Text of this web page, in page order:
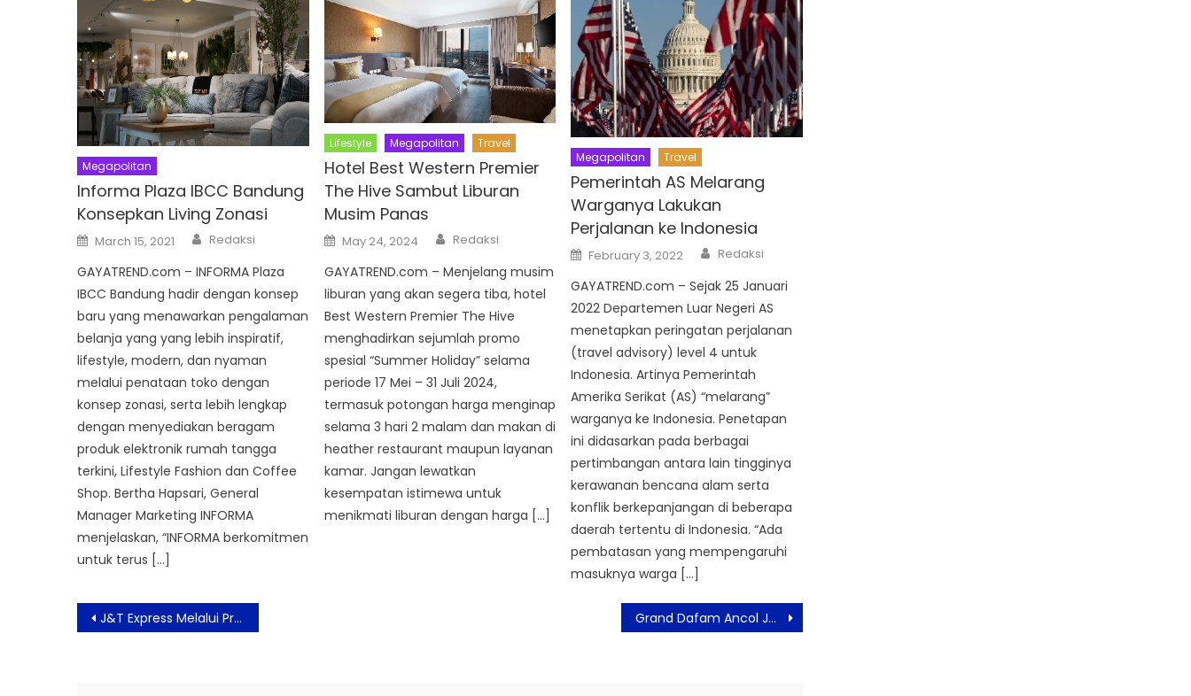
Megapolitan
Informa Plaza IBCC Bandung
Konsepkan Living Zonasi
Posted
on
March 15, 2021 Author
Redaksi
GAYATREND.com – INFORMA Plaza
IBCC Bandung hadir dengan konsep
baru yang menawarkan pengalaman
belanja yang yang lebih inspiratif,
lifestyle, modern, dan nyaman
melalui penataan toko dengan
konsep zonasi, serta lebih lengkap
dengan menyediakan beragam
produk elektronik rumah tangga
terkini, Lifestyle Fashion dan Coffee
Shop. Bertha Hapsari, General
Manager Marketing INFORMA
menjelaskan, “INFORMA berkomitmen
untuk terus […]
Lifestyle Megapolitan Travel
Hotel Best Western Premier
The Hive Sambut Liburan
Musim Panas
Posted
on
May 24, 2024 Author
Redaksi
GAYATREND.com – Menjelang musim
liburan yang akan segera tiba, hotel
Best Western Premier The Hive
menghadirkan sejumlah promo
spesial “Summer Holiday” selama
periode 17 Mei – 31 Juli 2024,
termasuk potongan harga menginap
selama 3 hari 2 malam dan makan di
heather restaurant maupun layanan
kamar. Jangan lewatkan
kesempatan istimewa untuk
menikmati liburan dengan harga […]
Megapolitan Travel
Pemerintah AS Melarang
Warganya Lakukan
Perjalanan ke Indonesia
Posted
on
February 3, 2022 Author
Redaksi
GAYATREND.com – Sejak 25 Januari
2022 Departemen Luar Negeri AS
menetapkan peringatan perjalanan
(travel advisory) level 4 untuk
Indonesia. Artinya Pemerintah
Amerika Serikat (AS) “melarang”
warganya ke Indonesia. Penetapan
ini didasarkan pada berbagai
pertimbangan antara lain tingginya
kerawanan bencana alam serta
konflik berkepanjangan di beberapa
daerah tertentu di Indonesia. “Ada
pembatasan yang mempengaruhi
masuknya warga […]
Post
navigation
J&T Express Melalui Program Kemanusiaan Salurkan Bantuan Kepada 3000 lebih Korban Bencana Grand Dafam Ancol Jakarta Sambut Imlek dan Valentine, Hadirkan Package Menarik